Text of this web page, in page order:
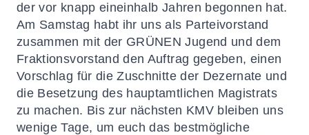
der vor knapp eineinhalb Jahren begonnen hat.
Am Samstag habt ihr uns als Parteivorstand
zusammen mit der GRÜNEN Jugend und dem
Fraktionsvorstand den Auftrag gegeben, einen
Vorschlag für die Zuschnitte der Dezernate und
die Besetzung des hauptamtlichen Magistrats
zu machen. Bis zur nächsten KMV bleiben uns
wenige Tage, um euch das bestmögliche